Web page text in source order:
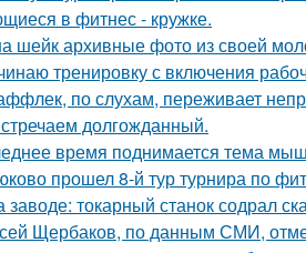
в фитнес - кружке.
шейк архивные фото из своей
тренировку с включения
по слухам, переживает
долгожданный.
время поднимается тема
прошел 8-й тур турнира по
заводе: токарный станок содрал
Щербаков, по данным СМИ,